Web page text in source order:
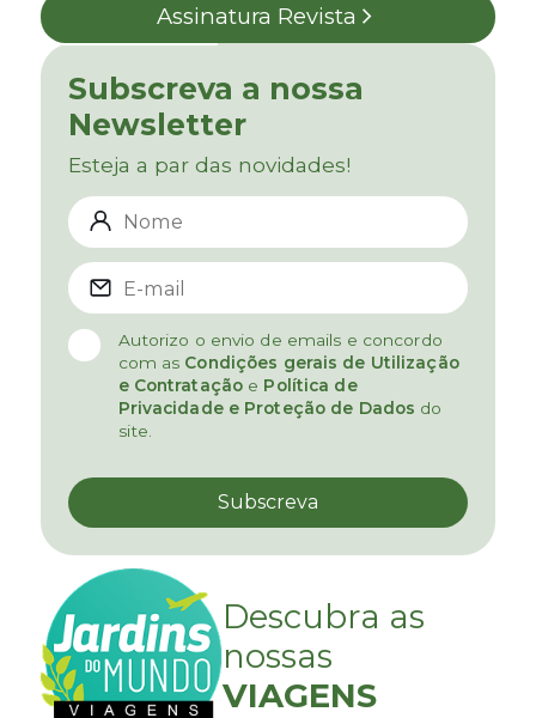
Assinatura Revista
Subscreva a nossa
Newsletter
Esteja a par das novidades!
Autorizo o envio de emails e concordo
com as Condições gerais de Utilização
e Contratação e Política de
Privacidade e Proteção de Dados do
site.
Descubra as
nossas
VIAGENS